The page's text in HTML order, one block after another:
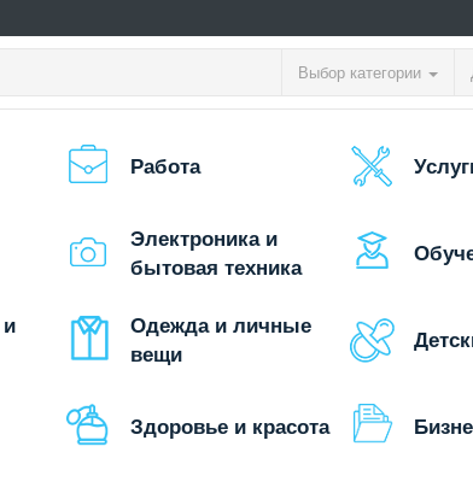
Выбор категории
Работа
Электроника и
бытовая техника
Одежда и личные
вещи
Здоровье и красота